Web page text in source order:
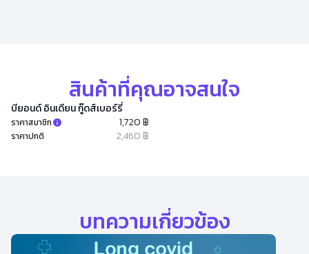
สินค้าที่คุณอาจสนใจ
บียอนด์ อินเดียน กู๊ดส์เบอร์รี่
ราคาสมาชิก 1,720 ฿
ราคาปกติ 2,460 ฿
บทความเกี่ยวข้อง